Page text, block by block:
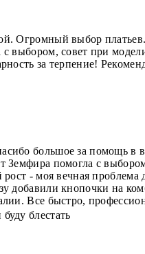
Огромный выбор
выбором, совет при
за терпение!
большое за помощь в
Земфира помогла с
рост - моя вечная
добавили кнопочки на
Все быстро,
блестать